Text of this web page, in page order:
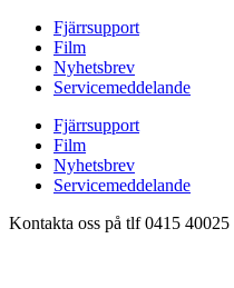
Hoppa
innehåll
Fjärrsupport
Film
Nyhetsbrev
Servicemeddelande
Fjärrsupport
Film
Nyhetsbrev
Servicemeddelande
Kontakta oss på tlf 0415 40025